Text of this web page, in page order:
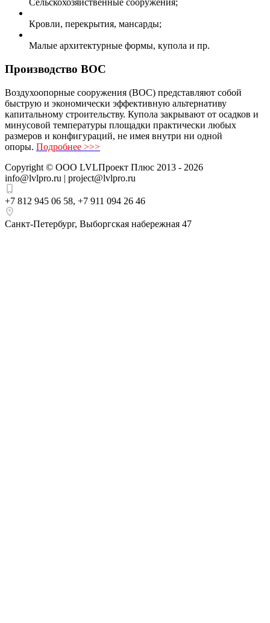
Сельскохозяйственные сооружения;
Кровли, перекрытия, мансарды;
Малые архитектурные формы, купола и пр.
Производство ВОС
Воздухоопорные сооружения (ВОС) представляют собой
быструю и экономически эффективную альтернативу
капитальному строительству. Купола закрывают от осадков и
минусовой температуры площадки практически любых
размеров и конфигураций, не имея внутри ни одной
опоры. Подробнее >>>
Copyright © ООО LVLПроект Плюс 2013 - 2026
info@lvlpro.ru | project@lvlpro.ru
+7 812 945 06 58, +7 911 094 26 46
Санкт-Петербург, Выборгская набережная 47